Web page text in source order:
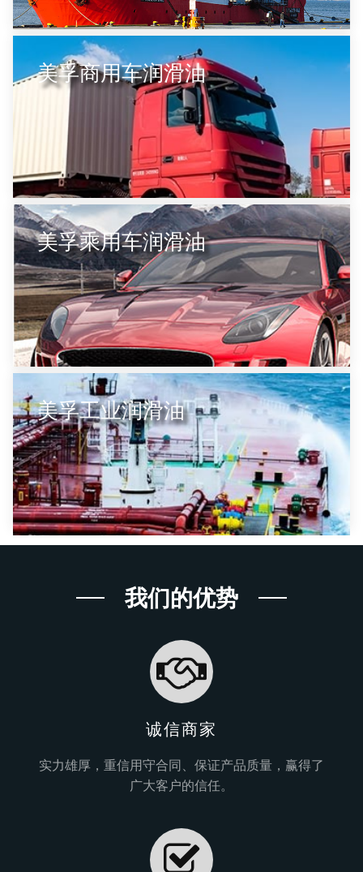
美孚商用车润滑油
美孚乘用车润滑油
美孚工业润滑油
我们的优势
诚信商家
实力雄厚，重信用守合同、保证产品质量，赢得了
广大客户的信任。